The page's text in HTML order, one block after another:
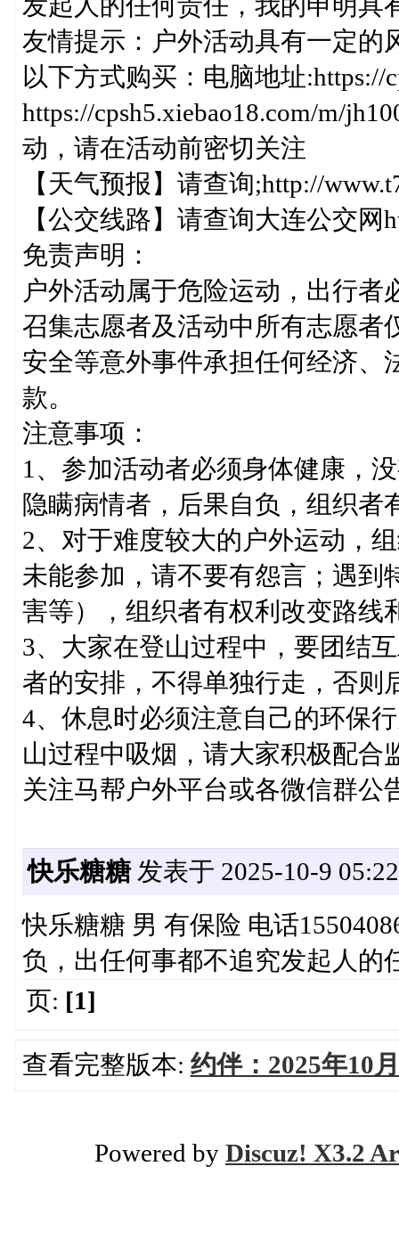
友情提示：户外活动具有一定的
以下方式购买：电脑地址:https://
https://cpsh5.xiebao18.com/m/
动，请在活动前密切关注
【天气预报】请查询;http://
【公交线路】请查询大连公交网
免责声明：
户外活动属于危险运动，出行
召集志愿者及活动中所有志愿者
安全等意外事件承担任何经济、
款。
注意事
1、参加活动者必须身体健康，
隐瞒病情者，后果自负，组织者
2、对于难度较大的户外运动，
未能参加，请不要有怨言；遇到
害等），组织者有权利改变路线
3、大家在登山过程中，要团结
者的安排，不得单独行走，否则
4、休息时必须注意自己的环保
山过程中吸烟，请大家积极配合
关注马帮户外平台或各微信群公
快乐糖糖发表于 2025-10-9
快乐糖糖 男 有保险 电话
负，出任何事都不追究发起人的
页: [1]
查看完整版本: 约伴：2025年10
Powered by Discuz! X3.2